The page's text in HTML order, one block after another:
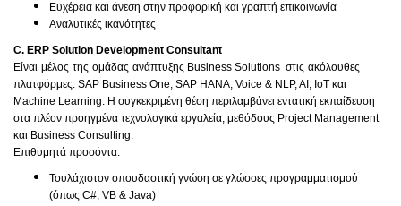
Ευχέρεια και άνεση στην προφορική και γραπτή επικοινωνία
Αναλυτικές ικανότητες
C. ERP Solution Development Consultant
Είναι μέλος της ομάδας ανάπτυξης Business Solutions στις ακόλουθες
πλατφόρμες: SAP Business One, SAP HANA, Voice & NLP, AI, IoT και
Machine Learning. Η συγκεκριμένη θέση περιλαμβάνει εντατική εκπαίδευση
στα πλέον προηγμένα τεχνολογικά εργαλεία, μεθόδους Project Management
και Business Consulting.
Επιθυμητά προσόντα:
Τουλάχιστον σπουδαστική γνώση σε γλώσσες προγραμματισμού
(όπως C#, VB & Java)